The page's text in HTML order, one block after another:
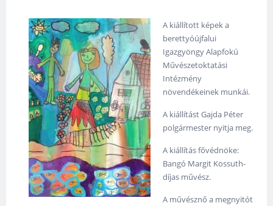
A kiállított képek a
berettyóújfalui
Igazgyöngy Alapfokú
Művészetoktatási
Intézmény
növendékeinek munkái.
A kiállítást Gajda Péter
polgármester nyitja meg.
A kiállítás fővédnöke:
Bangó Margit Kossuth-
díjas művész.
A művésznő a megnyitót